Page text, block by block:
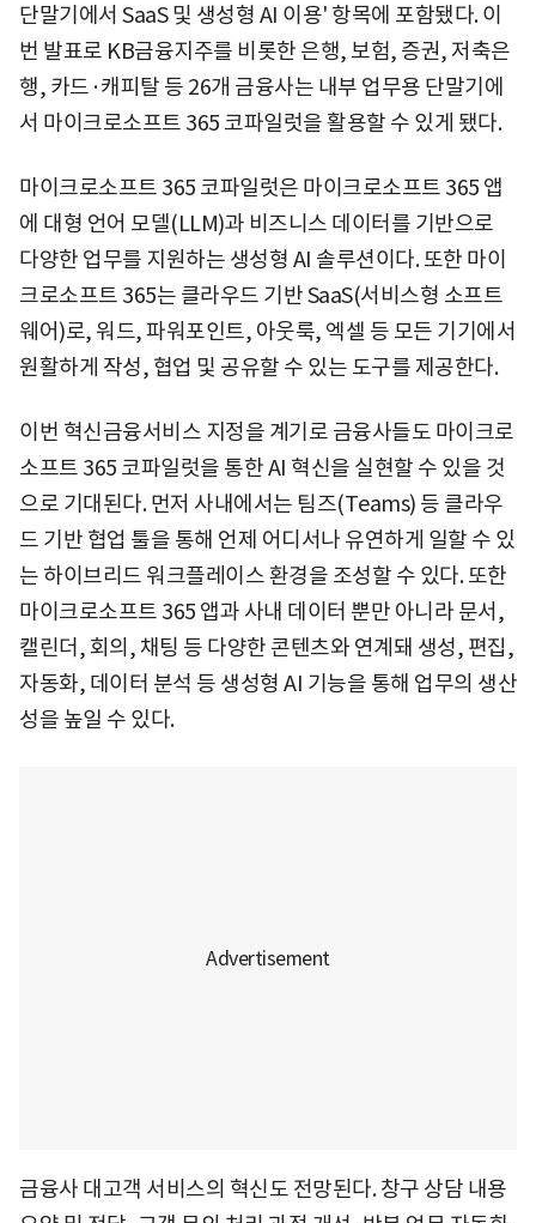
단말기에서 SaaS 및 생성형 AI 이용' 항목에 포함됐다. 이
번 발표로 KB금융지주를 비롯한 은행, 보험, 증권, 저축은
행, 카드·캐피탈 등 26개 금융사는 내부 업무용 단말기에
서 마이크로소프트 365 코파일럿을 활용할 수 있게 됐다.
마이크로소프트 365 코파일럿은 마이크로소프트 365 앱
에 대형 언어 모델(LLM)과 비즈니스 데이터를 기반으로
다양한 업무를 지원하는 생성형 AI 솔루션이다. 또한 마이
크로소프트 365는 클라우드 기반 SaaS(서비스형 소프트
웨어)로, 워드, 파워포인트, 아웃룩, 엑셀 등 모든 기기에서
원활하게 작성, 협업 및 공유할 수 있는 도구를 제공한다.
이번 혁신금융서비스 지정을 계기로 금융사들도 마이크로
소프트 365 코파일럿을 통한 AI 혁신을 실현할 수 있을 것
으로 기대된다. 먼저 사내에서는 팀즈(Teams) 등 클라우
드 기반 협업 툴을 통해 언제 어디서나 유연하게 일할 수 있
는 하이브리드 워크플레이스 환경을 조성할 수 있다. 또한
마이크로소프트 365 앱과 사내 데이터 뿐만 아니라 문서,
캘린더, 회의, 채팅 등 다양한 콘텐츠와 연계돼 생성, 편집,
자동화, 데이터 분석 등 생성형 AI 기능을 통해 업무의 생산
성을 높일 수 있다.
금융사 대고객 서비스의 혁신도 전망된다. 창구 상담 내용